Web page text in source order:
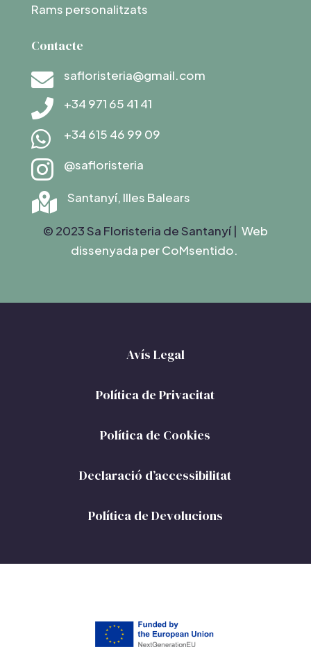
Rams personalitzats
Contacte
 safloristeria@gmail.com
 +34 971 65 41 41
 +34 615 46 99 09
 @safloristeria
 Santanyí, Illes Balears
© 2023 Sa Floristeria de Santanyí | Web
dissenyada per CoMsentido.
Avís Legal
Política de Privacitat
Política de Cookies
Declaració d’accessibilitat
Política de Devolucions